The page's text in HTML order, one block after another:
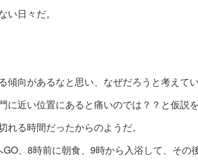
日々だ。
向があるなと思い、なぜだろうと考えてい
に近い位置にあると痛いのでは？？と仮説
る時間だったからのようだ。
、8時前に朝食、9時から入浴して、その